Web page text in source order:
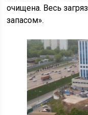
очищена. Весь
запасом».